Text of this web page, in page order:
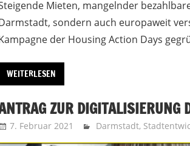
Mieten, mangelnder
sondern auch europaweit
der Housing Action Days
WEITERLESEN
ZUR DIGITALISIERUNG
7. Februar 2021 Uffbasse
Darmstadt,